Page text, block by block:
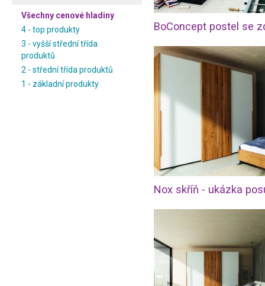
Všechny cenové hladiny
4 - top produkty
3 - vyšší střední třída
produktů
2 - střední třída produktů
1 - základní produkty